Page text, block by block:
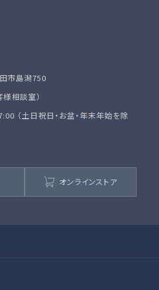
市島潟750
相談室）
（土日祝日・お盆・年末年始を除
オンラインストア